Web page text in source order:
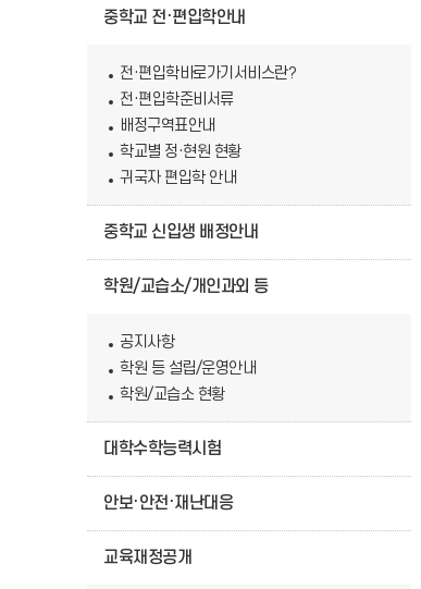
중학교 전·편입학안내
전·편입학바로가기서비스란?
전·편입학준비서류
배정구역표안내
학교별 정·현원 현황
귀국자 편입학 안내
중학교 신입생 배정안내
학원/교습소/개인과외 등
공지사항
학원 등 설립/운영안내
학원/교습소 현황
대학수학능력시험
안보·안전·재난대응
교육재정공개